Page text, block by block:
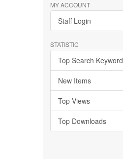
MY ACCOUNT
Staff Login
STATISTIC
Top Search Keyword
New Items
Top Views
Top Downloads